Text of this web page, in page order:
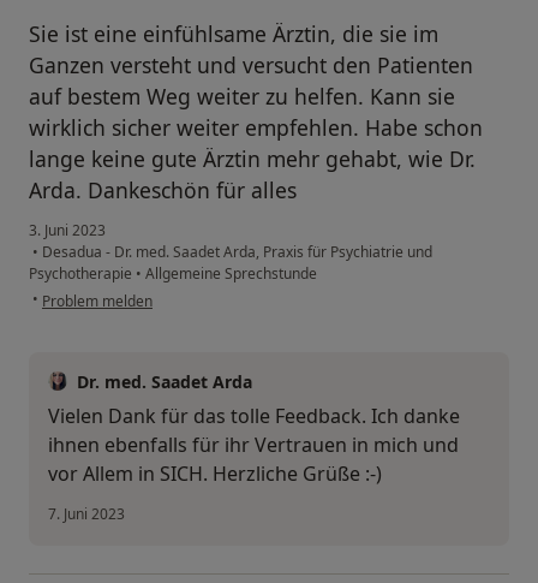
Sie ist eine einfühlsame Ärztin, die sie im
Ganzen versteht und versucht den Patienten
auf bestem Weg weiter zu helfen. Kann sie
wirklich sicher weiter empfehlen. Habe schon
lange keine gute Ärztin mehr gehabt, wie Dr.
Arda. Dankeschön für alles
3. Juni 2023
• Desadua - Dr. med. Saadet Arda, Praxis für Psychiatrie und
Psychotherapie • Allgemeine Sprechstunde
• Problem melden
Dr. med. Saadet Arda
Vielen Dank für das tolle Feedback. Ich danke
ihnen ebenfalls für ihr Vertrauen in mich und
vor Allem in SICH. Herzliche Grüße :-)
7. Juni 2023